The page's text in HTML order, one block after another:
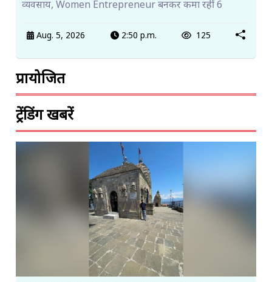
व्यवसाय, Women Entrepreneur बनकर कमा रहीं 6
Aug. 5, 2026 2:50 p.m. 125
प्रायोजित
ट्रेंडिंग खबरें